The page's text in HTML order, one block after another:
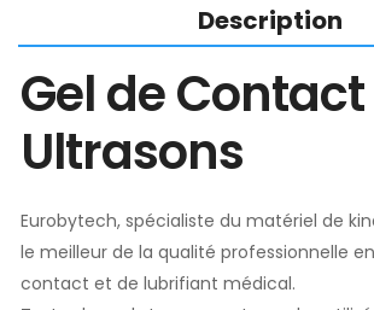
Description
Gel de Contact
Ultrasons
Eurobytech, spécialiste du matériel de
le meilleur de la qualité professionnelle
contact et de lubrifiant médical.